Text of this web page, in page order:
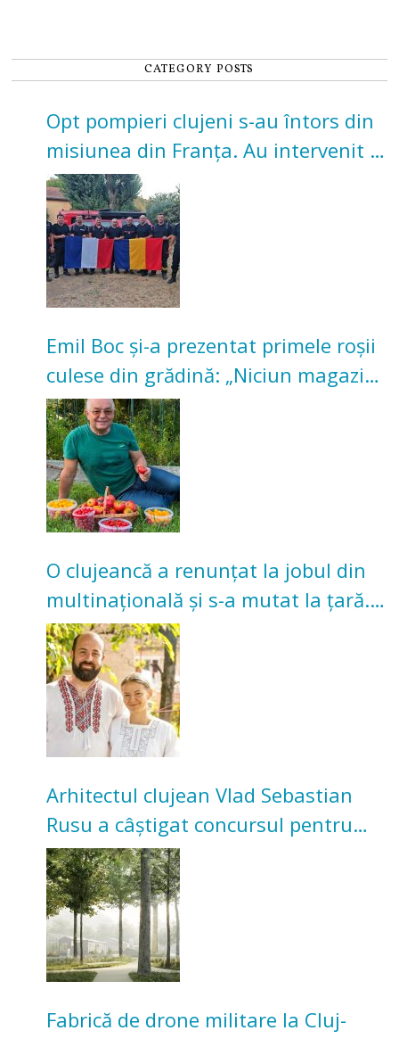
CATEGORY POSTS
Opt pompieri clujeni s-au întors din
misiunea din Franța. Au intervenit la
incendii de vegetație și pădure
Emil Boc și-a prezentat primele roșii
culese din grădină: „Niciun magazin
nu poate oferi această satisfacție”
O clujeancă a renunțat la jobul din
multinațională și s-a mutat la țară.
Acum cultivă legume în grădina
bunicilor
Arhitectul clujean Vlad Sebastian
Rusu a câștigat concursul pentru
transformarea Grădinii Casei
Universitarilor
Fabrică de drone militare la Cluj-